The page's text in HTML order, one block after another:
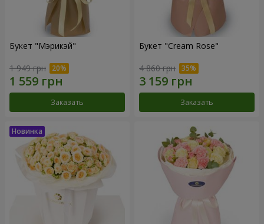
Букет "Мэрикэй"
1 949 грн
Заказать
Букет "Cream Rose"
4 860 грн
Заказать